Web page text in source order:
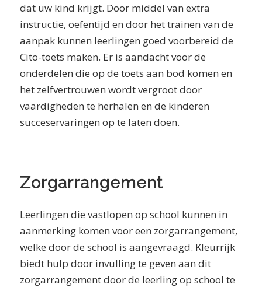
dat uw kind krijgt. Door middel van extra
instructie, oefentijd en door het trainen van de
aanpak kunnen leerlingen goed voorbereid de
Cito-toets maken. Er is aandacht voor de
onderdelen die op de toets aan bod komen en
het zelfvertrouwen wordt vergroot door
vaardigheden te herhalen en de kinderen
succeservaringen op te laten doen.
Zorgarrangement
Leerlingen die vastlopen op school kunnen in
aanmerking komen voor een zorgarrangement,
welke door de school is aangevraagd. Kleurrijk
biedt hulp door invulling te geven aan dit
zorgarrangement door de leerling op school te